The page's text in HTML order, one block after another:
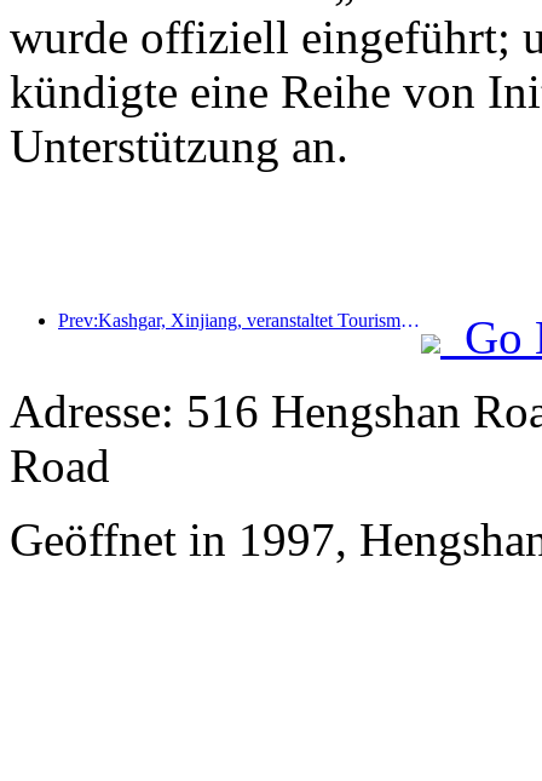
wurde offiziell eingeführt;
kündigte eine Reihe von
Unterstützung an.
Prev:Kashgar, Xinjiang, veranstaltet Tourismus-Werbeevent zur Förderung des interethnischen Austauschs.
Go
Adresse: 516 Hengshan
Road
Geöffnet in 1997,